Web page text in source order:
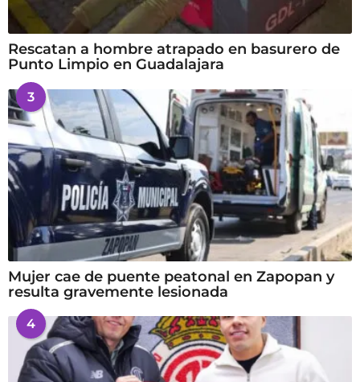
Rescatan a hombre atrapado en basurero de
Punto Limpio en Guadalajara
3
Mujer cae de puente peatonal en Zapopan y
resulta gravemente lesionada
4